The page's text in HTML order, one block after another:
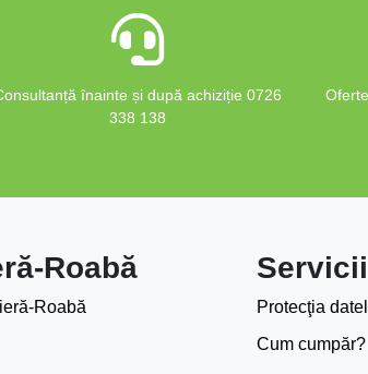
înainte și după achiziție 0726
338 138
Roabă
Roabă
Protecţia
Cum cumpăr?